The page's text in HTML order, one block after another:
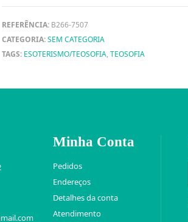
REFERÊNCIA: B266-7507
CATEGORIA:SEM CATEGORIA
TAGS: ESOTERISMO/TEOSOFIA, TEOSOFIA
Minha Conta
Pedidos
Endereços
Detalhes da conta
Atendimento